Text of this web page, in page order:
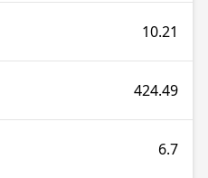
10.21
424.49
6.7